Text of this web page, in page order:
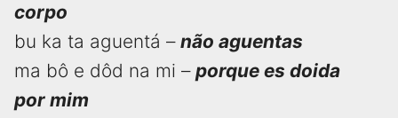
corpo
bu ka ta aguentá – não aguentas
ma bô e dôd na mi – porque es doida
por mim